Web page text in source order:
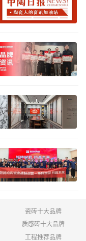
瓷砖十大品牌
质感砖十大品牌
工程推荐品牌